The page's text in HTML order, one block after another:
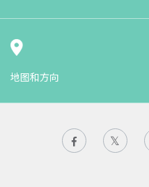
地图和方向